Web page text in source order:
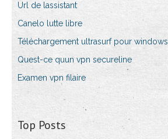
Url de lassistant
Canelo lutte libre
Téléchargement ultrasurf pour windows
Quest-ce quun vpn secureline
Examen vpn filaire
Top Posts